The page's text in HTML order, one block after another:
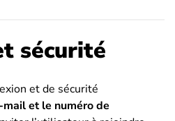
sécurité
et de sécurité
mail et le numéro de